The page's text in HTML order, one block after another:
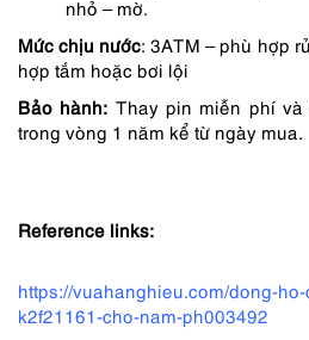
nhỏ – mờ.
Mức chịu nước: 3ATM – phù hợp
hợp tắm hoặc bơi lội
Bảo hành: Thay pin miễn phí
trong vòng 1 năm kể từ ngày mua.
Reference links:
https://vuahanghieu.com/dong-
k2f21161-cho-nam-ph003492